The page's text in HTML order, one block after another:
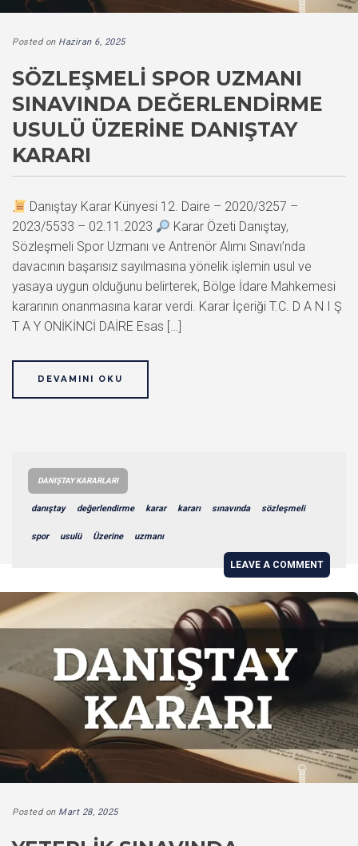
Posted on Haziran 6, 2025
SÖZLEŞMELI SPOR UZMANI
SINAVINDA DEĞERLENDIRME
USULÜ ÜZERINE DANIŞTAY
KARARI
Danıştay Karar Künyesi 12. Daire – 2020/3257 –
2023/5533 – 02.11.2023
Karar Özeti Danıştay,
Sözleşmeli Spor Uzmanı ve Antrenör Alımı Sınavı’nda
davacının başarısız sayılmasına yönelik işlemin usul ve
yasaya uygun olduğunu belirterek, Bölge İdare Mahkemesi
kararının onanmasına karar verdi. Karar İçeriği T.C. D A N I Ş
T A Y ONİKİNCİ DAİRE Esas […]
DEVAMINI OKU
DANIŞTAY KARARLARI
danıştay değerlendirme karar kararı sınavında sözleşmeli
spor usulü Üzerine uzmanı
LEAVE A COMMENT
Posted on Mart 28, 2025